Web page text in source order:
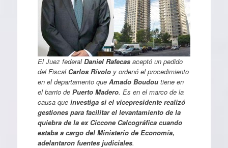
El Juez federalDaniel Rafecasaceptó un pedido
del Fiscal Carlos Rívoloy ordenó el procedimiento
en el departamento que Amado Boudou tiene en
el barrio de Puerto Madero. Es en el marco de la
causa que investiga si el vicepresidente realizó
gestiones para facilitar el levantamiento de la
quiebra de la ex Ciccone Calcográfica cuando
estaba a cargo del Ministerio de Economía,
adelantaron fuentes judiciales.